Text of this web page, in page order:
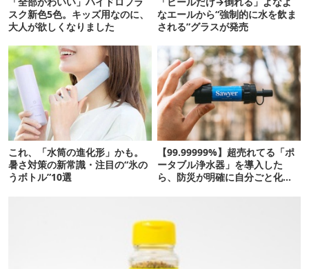
スク新色5色。キッズ用なのに、
大人が欲しくなりました
なエールから“強制的に水を飲ま
される”グラスが発売
これ、「水筒の進化形」かも。
暑さ対策の新常識・注目の“氷の
うボトル”10選
【99.99999%】超売れてる「ポ
ータブル浄水器」を導入した
ら、防災が明確に自分ごと化し